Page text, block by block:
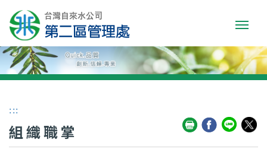
:::
組織職掌